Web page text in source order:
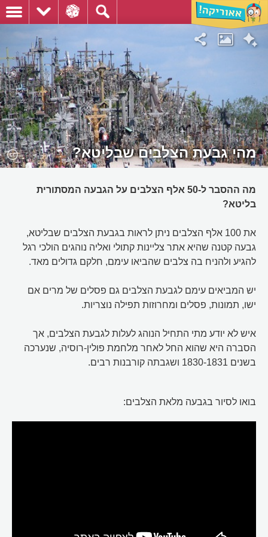
מהי גבעת הצלבים שבליטא?
מה ההסבר ל-50 אלף הצלבים על הגבעה המסתורית
בליטא?
את 100 אלף הצלבים ניתן לראות בגבעת הצלבים שבליטא,
גבעה קטנה שהיא אתר צליינות קתולי ואליה נוהגים הולכי רגל
להגיע ולהניח בה צלבים שהביאו עימם, חלקם גדולים מאד.
יש המביאים עימם לגבעת הצלבים גם פסלים של מרים אם
ישו, תמונות, פסלים ומחרוזות תפילה נוצריות.
איש לא יודע מתי התחיל הנוהג לעלות לגבעת הצלבים, אך
הסברה היא שהוא החל לאחר מלחמת פולין-רוסיה, שנערכה
בשנים 1830-1831 ושגבתה קורבנות רבים.
בואו לסיור בגבעה מלאת הצלבים: